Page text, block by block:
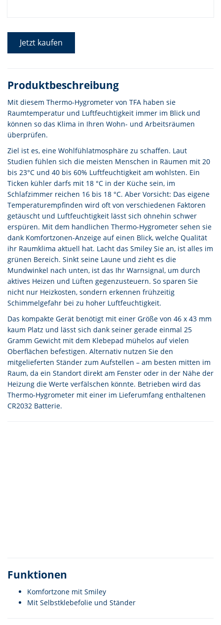
Jetzt kaufen
Produktbeschreibung
Mit diesem Thermo-Hygrometer von TFA haben sie
Raumtemperatur und Luftfeuchtigkeit immer im Blick und
können so das Klima in Ihren Wohn- und Arbeitsräumen
überprüfen.
Ziel ist es, eine Wohlfühlatmosphäre zu schaffen. Laut
Studien fühlen sich die meisten Menschen in Räumen mit 20
bis 23°C und 40 bis 60% Luftfeuchtigkeit am wohlsten. Ein
Ticken kühler darfs mit 18 °C in der Küche sein, im
Schlafzimmer reichen 16 bis 18 °C. Aber Vorsicht: Das eigene
Temperaturempfinden wird oft von verschiedenen Faktoren
getäuscht und Luftfeuchtigkeit lässt sich ohnehin schwer
erspüren. Mit dem handlichen Thermo-Hygrometer sehen sie
dank Komfortzonen-Anzeige auf einen Blick, welche Qualität
ihr Raumklima aktuell hat. Lacht das Smiley Sie an, ist alles im
grünen Bereich. Sinkt seine Laune und zieht es die
Mundwinkel nach unten, ist das Ihr Warnsignal, um durch
aktives Heizen und Lüften gegenzusteuern. So sparen Sie
nicht nur Heizkosten, sondern erkennen frühzeitig
Schimmelgefahr bei zu hoher Luftfeuchtigkeit.
Das kompakte Gerät benötigt mit einer Größe von 46 x 43 mm
kaum Platz und lässt sich dank seiner gerade einmal 25
Gramm Gewicht mit dem Klebepad mühelos auf vielen
Oberflächen befestigen. Alternativ nutzen Sie den
mitgelieferten Ständer zum Aufstellen – am besten mitten im
Raum, da ein Standort direkt am Fenster oder in der Nähe der
Heizung die Werte verfälschen könnte. Betrieben wird das
Thermo-Hygrometer mit einer im Lieferumfang enthaltenen
CR2032 Batterie.
Mit dem Laden des Videos akzeptieren Sie die
Datenschutzerklärung von YouTube.
Mehr erfahren
Funktionen
Komfortzone mit Smiley
Mit Selbstklebefolie und Ständer